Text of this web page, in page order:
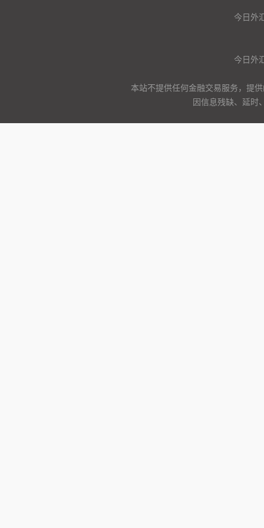
今日外
今日外
本站不提供任何金融交易服务，提
因信息残缺、延时